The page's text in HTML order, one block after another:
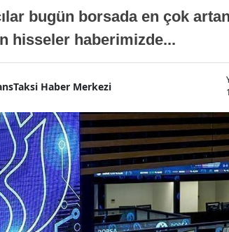
bugün borsada en çok
hisseler haberimizde...
Haber Merkezi